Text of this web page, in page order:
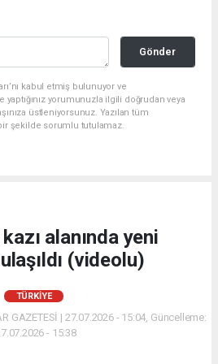
Gönder
kabul etmiş bulunuyor ve
yorumunuzla ilgili doğrudan veya
üstleniyorsunuz. Yazılan tüm
şekilde sorumlu tutulamaz.
alanında yeni
(videolu)
TÜRKIYE
GAZETESİ | 27.07.2026 - 15:04, Güncelleme:
- 15:38